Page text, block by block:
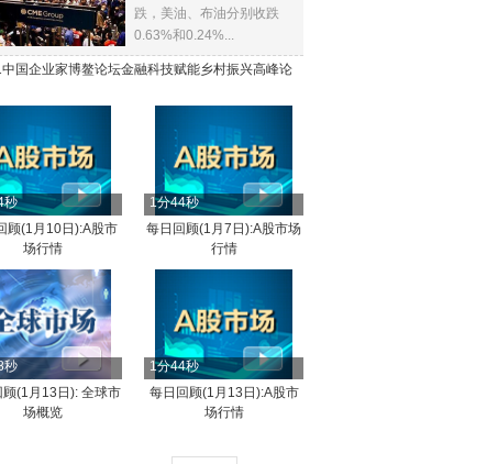
跌，美油、布油分别收跌
0.63%和0.24%...
国企业家博鳌论坛金融科技赋能乡村振兴高峰论
秒
顾(1月10日):A股市
场行情
1分44秒
每日回顾(1月7日):A股市场
行情
秒
顾(1月13日): 全球市
场概览
1分44秒
每日回顾(1月13日):A股市
场行情